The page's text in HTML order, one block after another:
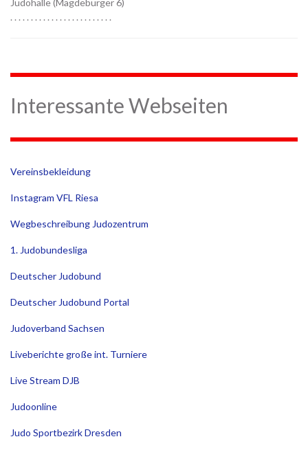
. . . . . . . . . . . . . . . . . . . . . . . . .
Interessante Webseiten
Vereinsbekleidung
Instagram VFL Riesa
Wegbeschreibung Judozentrum
1. Judobundesliga
Deutscher Judobund
Deutscher Judobund Portal
Judoverband Sachsen
Liveberichte große int. Turniere
Live Stream DJB
Judoonline
Judo Sportbezirk Dresden